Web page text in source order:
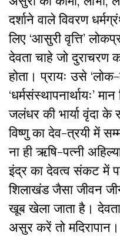
दर्शाने वाले विवरण
लिए ‘आसुरी वृत्ति’
देवता चाहे जो दुराचरण
होता। प्रायः उसे ‘लोक-
‘धर्मसंस्थापनार्थायः’
जलंधर की भार्या वृंदा
विष्णु का देव-त्रयी में
ना ही ऋषि-पत्नी
इंद्र का देवत्व संकट में
शिलाखंड जैसा जीवन
खूब खेला जाता है।
असुर करें तो